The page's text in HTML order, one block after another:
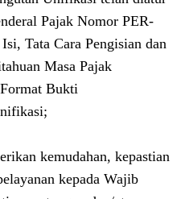
Pajak Nomor PER-
Tata Cara Pengisian dan
Masa Pajak
Bukti
kemudahan, kepastian
kepada Wajib